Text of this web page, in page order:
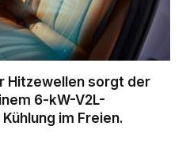
Hitzewellen sorgt der
6-kW-V2L-
im Freien.